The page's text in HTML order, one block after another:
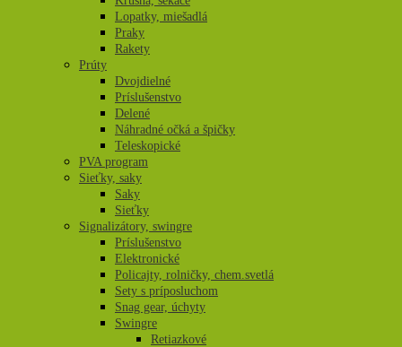
Lopatky, miešadlá
Praky
Rakety
Prúty
Dvojdielné
Príslušenstvo
Delené
Náhradné očká a špičky
Teleskopické
PVA program
Sieťky, saky
Saky
Sieťky
Signalizátory, swingre
Príslušenstvo
Elektronické
Policajty, rolničky, chem.svetlá
Sety s príposluchom
Snag gear, úchyty
Swingre
Retiazkové